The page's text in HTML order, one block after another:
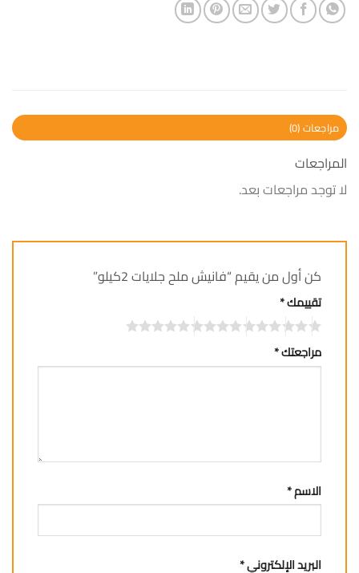
مراجعات (0)
المراجعات
لا توجد مراجعات بعد.
كن أول من يقيم “فانيش ملح جلايات 2كيلو”
تقييمك*
مراجعتك*
الاسم*
البريد الإلكتروني*